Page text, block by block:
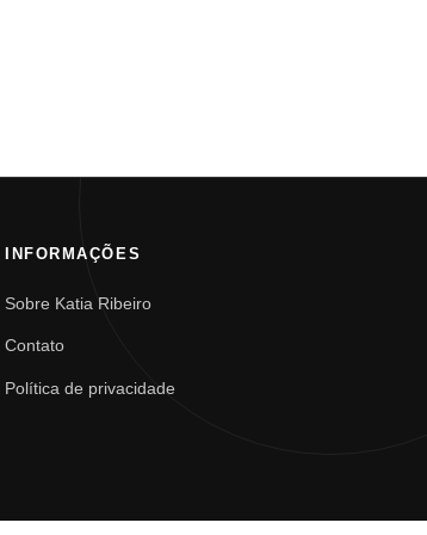
INFORMAÇÕES
Sobre Katia Ribeiro
Contato
Política de privacidade